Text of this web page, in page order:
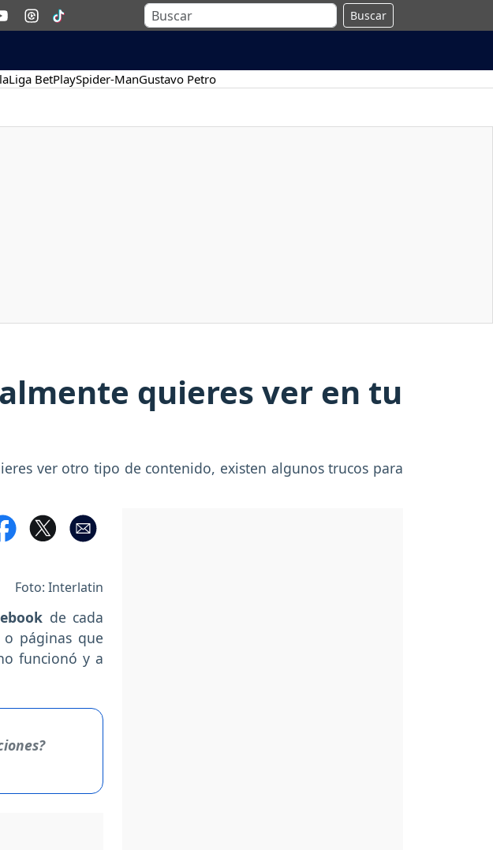
Buscar
Liga BetPlaySpider-ManGustavo Petro
quieres ver en tu
ver otro tipo de contenido, existen algunos trucos para
Foto: Interlatin
de cada
páginas que
funcionó y a